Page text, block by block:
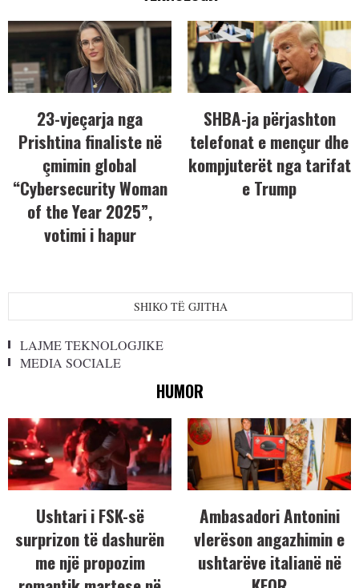
23-vjeçarja nga
Prishtina finaliste në
çmimin global
“Cybersecurity Woman
of the Year 2025”,
votimi i hapur
SHBA-ja përjashton
telefonat e mençur dhe
kompjuterët nga tarifat
e Trump
SHIKO TË GJITHA
LAJME TEKNOLOGJIKE
MEDIA SOCIALE
HUMOR
Ushtari i FSK-së
surprizon të dashurën
me një propozim
Ambasadori Antonini
vlerëson angazhimin e
ushtarëve italianë në